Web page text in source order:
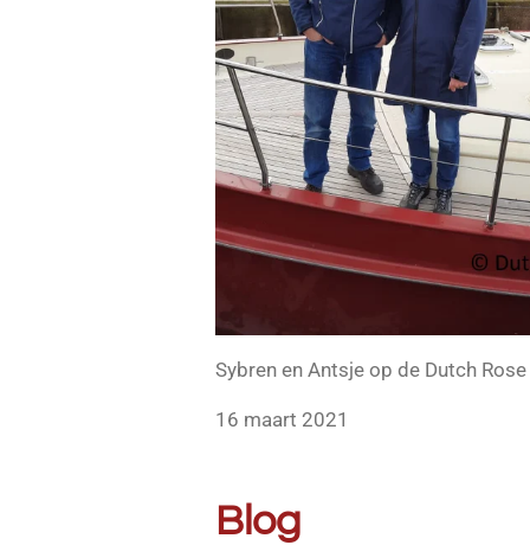
Sybren en Antsje op de Dutch Rose
16 maart 2021
Blog